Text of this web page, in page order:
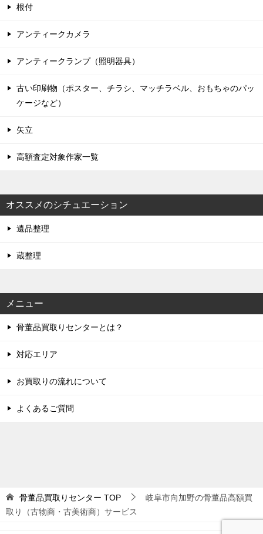
根付
アンティークカメラ
アンティークランプ（照明器具）
古い印刷物（ポスター、チラシ、マッチラベル、おもちゃのパッ
ケージなど）
矢立
高額査定対象作家一覧
オススメのシチュエーション
遺品整理
蔵整理
メニュー
骨董品買取りセンターとは？
対応エリア
お買取りの流れについて
よくあるご質問
骨董品買取りセンター TOP
岐阜市向加野の骨董品高額買
取り（古物商・古美術商）サービス